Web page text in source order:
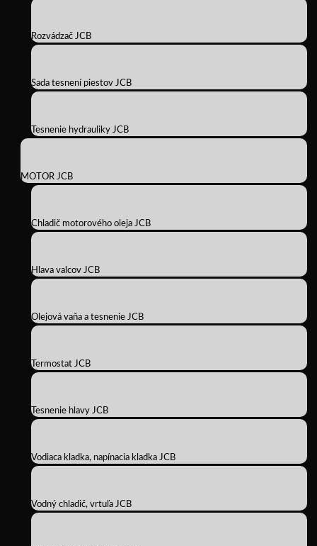
Rozvádzač JCB
Sada tesnení piestov JCB
Tesnenie hydrauliky JCB
MOTOR JCB
Chladič motorového oleja JCB
Hlava valcov JCB
Olejová vaňa a tesnenie JCB
Termostat JCB
Tesnenie hlavy JCB
Vodiaca kladka, napínacia kladka JCB
Vodný chladič, vrtuľa JCB